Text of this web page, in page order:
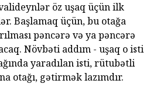
öz uşaq üçün ilk
Başlamaq üçün, bu otağa
pəncərə və ya pəncərə
Növbəti addım - uşaq o isti
yaradılan isti, rütubətli
otağı, gətirmək lazımdır.